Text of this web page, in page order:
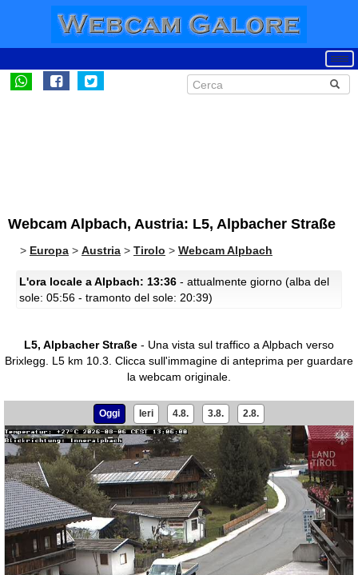
Webcam Alpbach, Austria: L5, Alpbacher Straße
> Europa > Austria > Tirolo > Webcam Alpbach
L'ora locale a Alpbach: 13:36 - attualmente giorno (alba del
sole: 05:56 - tramonto del sole: 20:39)
L5, Alpbacher Straße - Una vista sul traffico a Alpbach verso
Brixlegg. L5 km 10.3. Clicca sull'immagine di anteprima per guardare
la webcam originale.
Oggi Ieri 4.8. 3.8. 2.8.